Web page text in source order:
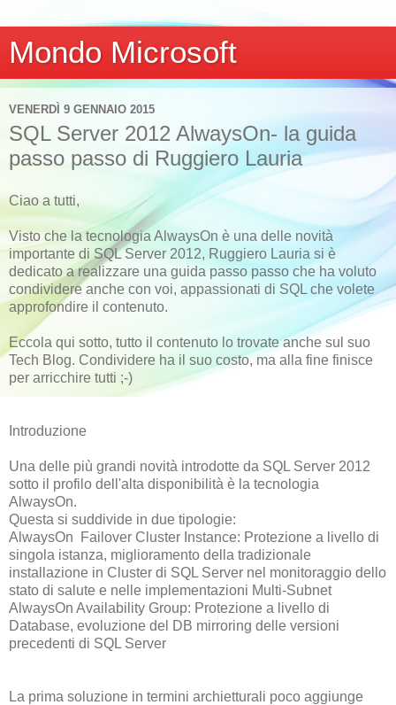
Mondo Microsoft
VENERDÌ 9 GENNAIO 2015
SQL Server 2012 AlwaysOn- la guida
passo passo di Ruggiero Lauria
Ciao a tutti,
Visto che la tecnologia AlwaysOn è una delle novità
importante di SQL Server 2012, Ruggiero Lauria si è
dedicato a realizzare una guida passo passo che ha voluto
condividere anche con voi, appassionati di SQL che volete
approfondire il contenuto.
Eccola qui sotto, tutto il contenuto lo trovate anche sul suo
Tech Blog. Condividere ha il suo costo, ma alla fine finisce
per arricchire tutti ;-)
Introduzione
Una delle più grandi novità introdotte da SQL Server 2012
sotto il profilo dell'alta disponibilità è la tecnologia
AlwaysOn.
Questa si suddivide in due tipologie:
AlwaysOn Failover Cluster Instance: Protezione a livello di
singola istanza, miglioramento della tradizionale
installazione in Cluster di SQL Server nel monitoraggio dello
stato di salute e nelle implementazioni Multi-Subnet
AlwaysOn Availability Group: Protezione a livello di
Database, evoluzione del DB mirroring delle versioni
precedenti di SQL Server
La prima soluzione in termini archietturali poco aggiunge